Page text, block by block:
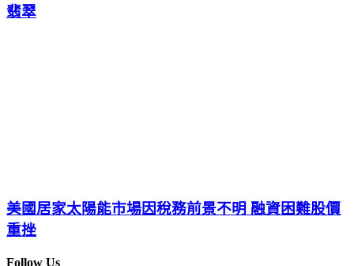
翡翠
美國居家太陽能市場因稅務前景不明 融資困難股價
重挫
Follow Us